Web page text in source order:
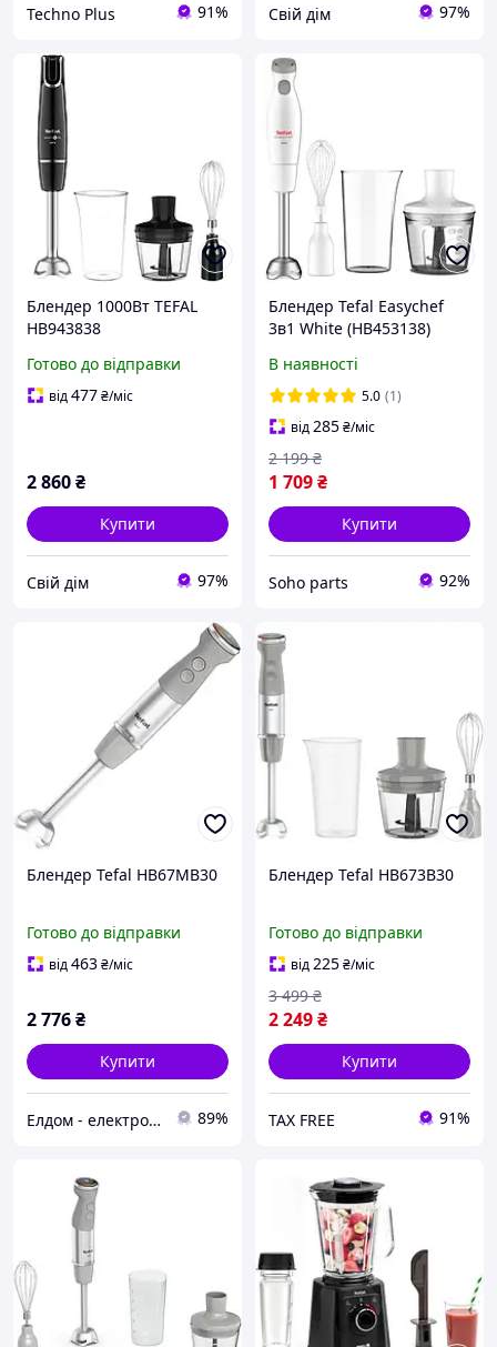
Techno Plus 91% Свій дім 97%
Блендер 1000Вт TEFAL
HB943838
Готово до відправки
від477₴/міс
2 860₴
Купити
Свій дім 97%
Блендер Tefal Easychef
3в1 White (HB453138)
В наявності
5.0 (1)
від285₴/міс
1 709₴
2 199 ₴
Купити
Soho parts 92%
Блендер Tefal HB67MB30
Готово до відправки
від463₴/міс
2 776₴
Купити
Елдом - електроніка в Ваш дім! 89%
Блендер Tefal HB673B30
Готово до відправки
від225₴/міс
2 249₴
3 499 ₴
Купити
TAX FREE 91%